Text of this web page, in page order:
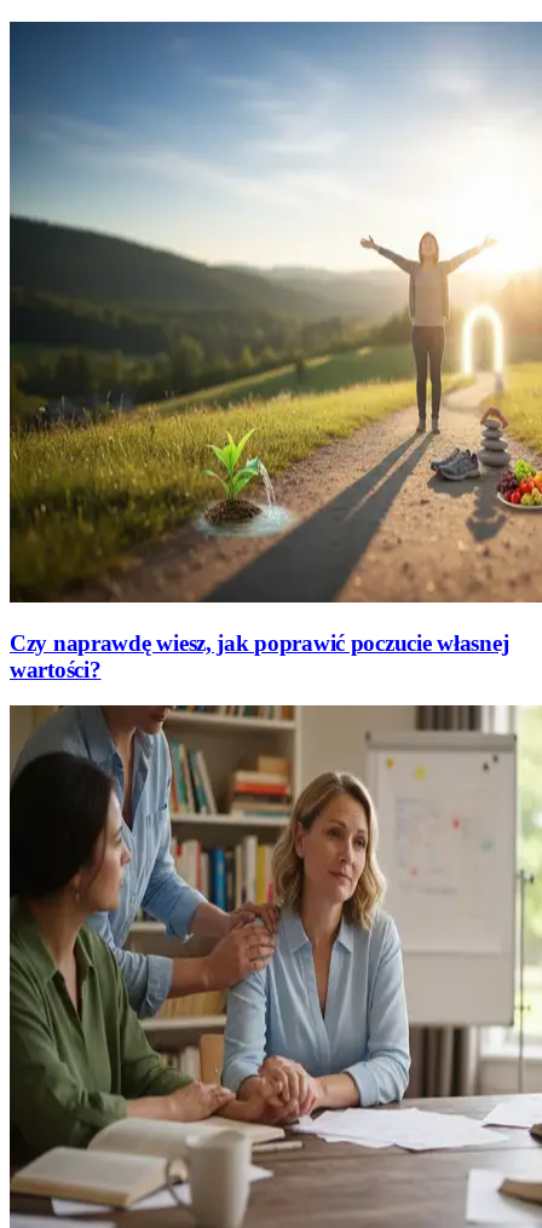
Czy naprawdę wiesz, jak poprawić poczucie własnej
wartości?